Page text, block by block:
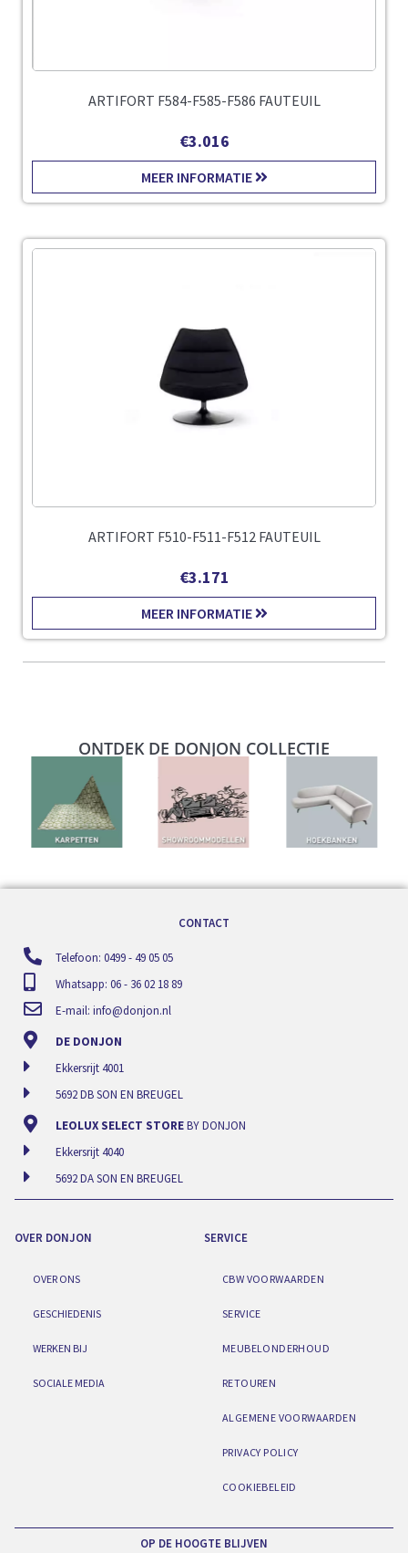
ARTIFORT F584-F585-F586 FAUTEUIL
€3.016
MEER INFORMATIE
ARTIFORT F510-F511-F512 FAUTEUIL
€3.171
MEER INFORMATIE
ONTDEK DE DONJON COLLECTIE
CONTACT
Telefoon: 0499 - 49 05 05
Whatsapp: 06 - 36 02 18 89
E-mail: info@donjon.nl
DE DONJON
Ekkersrijt 4001
5692 DB SON EN BREUGEL
LEOLUX SELECT STOREBY DONJON
Ekkersrijt 4040
5692 DA SON EN BREUGEL
OVER DONJON
OVER ONS
GESCHIEDENIS
WERKEN BIJ
SOCIALE MEDIA
SERVICE
CBW VOORWAARDEN
SERVICE
MEUBELONDERHOUD
RETOUREN
ALGEMENE VOORWAARDEN
PRIVACY POLICY
COOKIEBELEID
OP DE HOOGTE BLIJVEN